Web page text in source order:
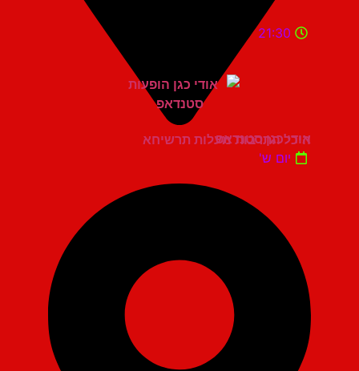
היכל התרבות מעלות תרשיחא
21:30
אודי כגן סטנדאפ
יום ש'